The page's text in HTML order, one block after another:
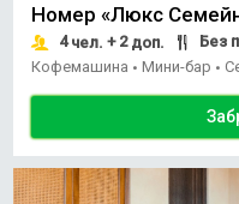
Номер «Люкс
4чел. + 2доп.
Без
Кофемашина • Мини-бар •